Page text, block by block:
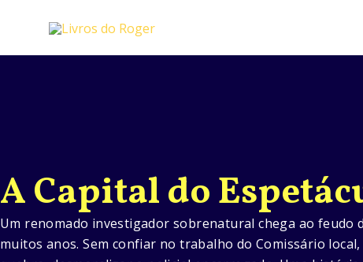
A Capital do
Um renomado investigador sobrenatural chega ao feudo
muitos anos. Sem confiar no trabalho do Comissário